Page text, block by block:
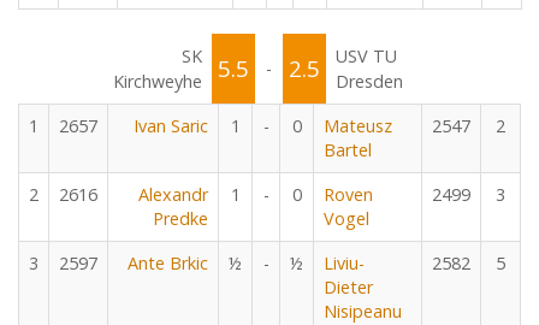
SK
Kirchweyhe
5.5 - 2.5
USV TU
Dresden
1
2657 Ivan Saric 1 - 0
Mateusz
Bartel
2547 2
2 2616
Alexandr
Predke
1 - 0
Roven
Vogel
2499 3
3 2597 Ante Brkic ½ - ½
Liviu-
Dieter
Nisipeanu
2582 5